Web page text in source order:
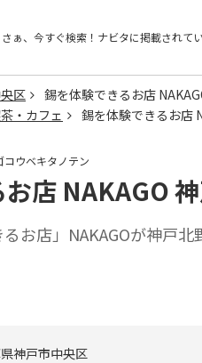
さぁ、今すぐ検索！ ナビタに掲載されて
区
錫を体験できるお店
・カフェ 錫を体験できるお店
コウベキタノテン
店 NAKAGO
お店」NAKAGOが神戸北
神戸市中央区